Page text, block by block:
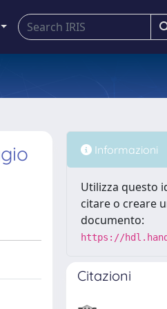
Informazioni
Utilizza questo
citare o creare
documento:
https://
Citazioni